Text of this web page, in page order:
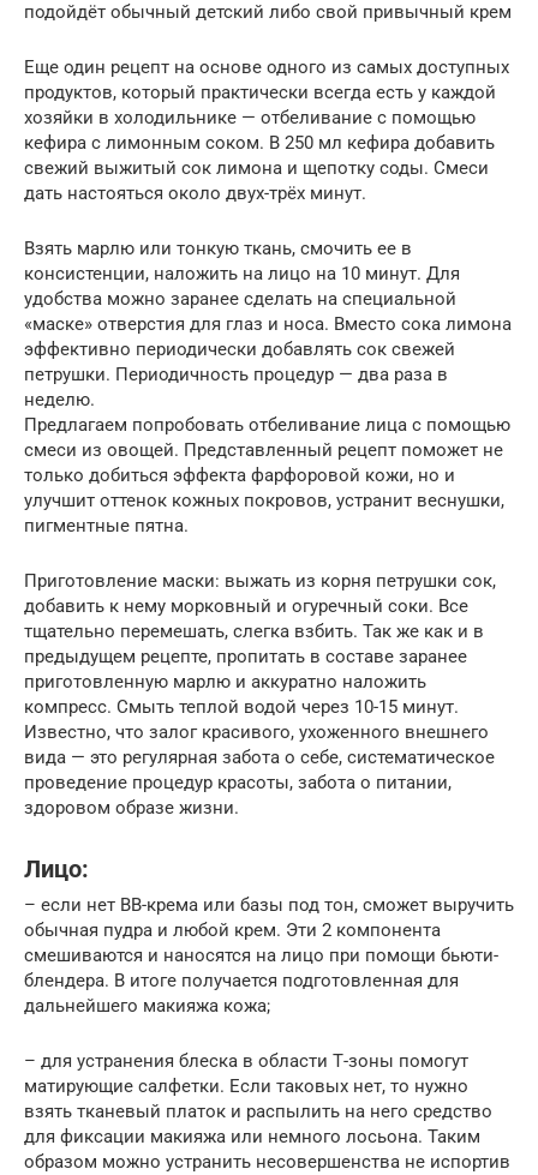
подойдёт обычный детский либо свой привычный крем
Еще один рецепт на основе одного из самых доступных
продуктов, который практически всегда есть у каждой
хозяйки в холодильнике — отбеливание с помощью
кефира с лимонным соком. В 250 мл кефира добавить
свежий выжитый сок лимона и щепотку соды. Смеси
дать настояться около двух-трёх минут.
Взять марлю или тонкую ткань, смочить ее в
консистенции, наложить на лицо на 10 минут. Для
удобства можно заранее сделать на специальной
«маске» отверстия для глаз и носа. Вместо сока лимона
эффективно периодически добавлять сок свежей
петрушки. Периодичность процедур — два раза в
неделю.
Предлагаем попробовать отбеливание лица с помощью
смеси из овощей. Представленный рецепт поможет не
только добиться эффекта фарфоровой кожи, но и
улучшит оттенок кожных покровов, устранит веснушки,
пигментные пятна.
Приготовление маски: выжать из корня петрушки сок,
добавить к нему морковный и огуречный соки. Все
тщательно перемешать, слегка взбить. Так же как и в
предыдущем рецепте, пропитать в составе заранее
приготовленную марлю и аккуратно наложить
компресс. Смыть теплой водой через 10-15 минут.
Известно, что залог красивого, ухоженного внешнего
вида — это регулярная забота о себе, систематическое
проведение процедур красоты, забота о питании,
здоровом образе жизни.
Лицо:
– если нет ВВ-крема или базы под тон, сможет выручить
обычная пудра и любой крем. Эти 2 компонента
смешиваются и наносятся на лицо при помощи бьюти-
блендера. В итоге получается подготовленная для
дальнейшего макияжа кожа;
– для устранения блеска в области Т-зоны помогут
матирующие салфетки. Если таковых нет, то нужно
взять тканевый платок и распылить на него средство
для фиксации макияжа или немного лосьона. Таким
образом можно устранить несовершенства не испортив